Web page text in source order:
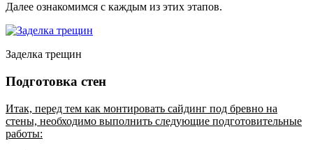
Далее ознакомимся с каждым из этих этапов.
Заделка трещин
Подготовка стен
Итак, перед тем как монтировать сайдинг под бревно на
стены, необходимо выполнить следующие подготовительные
работы: